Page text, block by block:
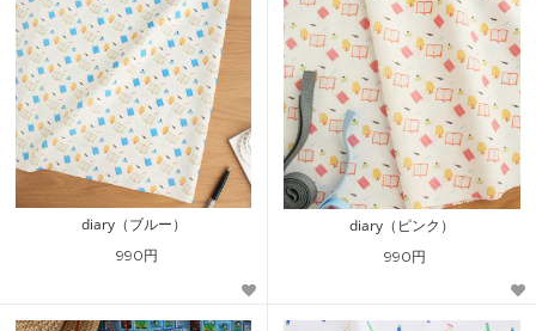
diary（ブルー）
990円
diary（ピンク）
990円